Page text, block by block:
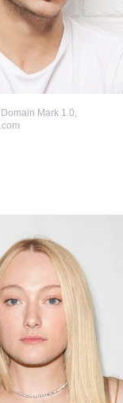
Mark 1.0